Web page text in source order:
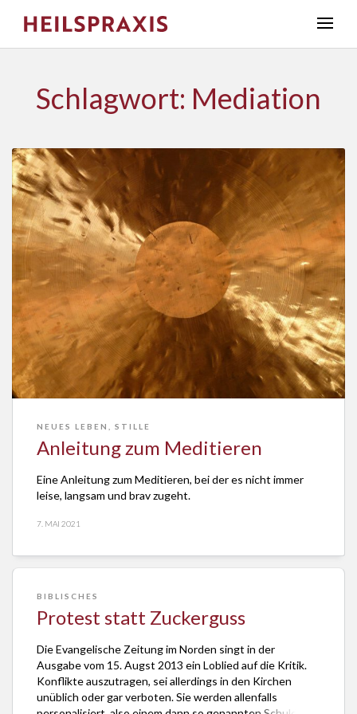
Schlagwort: Mediation
NEUES LEBEN STILLE
Anleitung zum Meditieren
Eine Anleitung zum Meditieren, bei der es nicht immer
leise, langsam und brav zugeht.
7. MAI 2021
BIBLISCHES
Protest statt Zuckerguss
Die Evangelische Zeitung im Norden singt in der
Ausgabe vom 15. Augst 2013 ein Loblied auf die Kritik.
Konflikte auszutragen, sei allerdings in den Kirchen
unüblich oder gar verboten. Sie werden allenfalls